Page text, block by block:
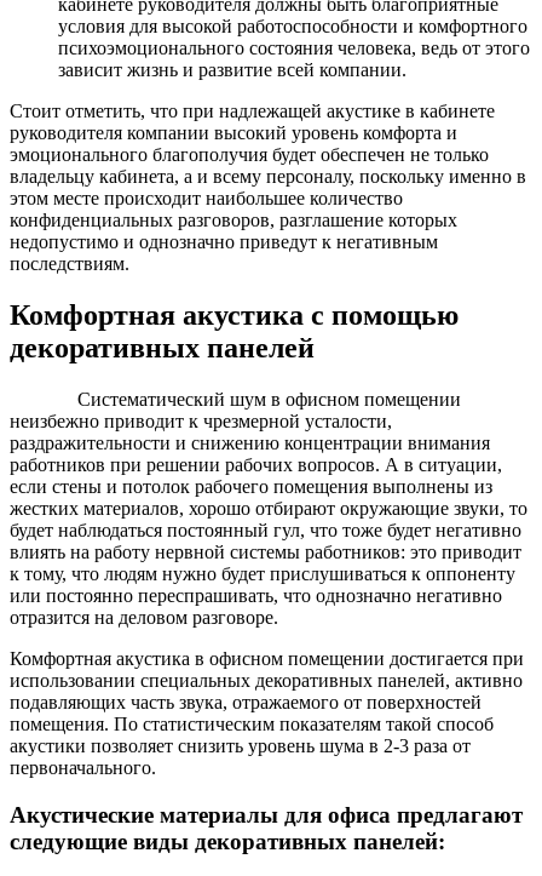
кабинете руководителя должны быть благоприятные
условия для высокой работоспособности и комфортного
психоэмоционального состояния человека, ведь от этого
зависит жизнь и развитие всей компании.
Стоит отметить, что при надлежащей акустике в кабинете
руководителя компании высокий уровень комфорта и
эмоционального благополучия будет обеспечен не только
владельцу кабинета, а и всему персоналу, поскольку именно в
этом месте происходит наибольшее количество
конфиденциальных разговоров, разглашение которых
недопустимо и однозначно приведут к негативным
последствиям.
Комфортная акустика с помощью
декоративных панелей
Систематический шум в офисном помещении
неизбежно приводит к чрезмерной усталости,
раздражительности и снижению концентрации внимания
работников при решении рабочих вопросов. А в ситуации,
если стены и потолок рабочего помещения выполнены из
жестких материалов, хорошо отбирают окружающие звуки, то
будет наблюдаться постоянный гул, что тоже будет негативно
влиять на работу нервной системы работников: это приводит
к тому, что людям нужно будет прислушиваться к оппоненту
или постоянно переспрашивать, что однозначно негативно
отразится на деловом разговоре.
Комфортная акустика в офисном помещении достигается при
использовании специальных декоративных панелей, активно
подавляющих часть звука, отражаемого от поверхностей
помещения. По статистическим показателям такой способ
акустики позволяет снизить уровень шума в 2-3 раза от
первоначального.
Акустические материалы для офиса предлагают
следующие виды декоративных панелей: